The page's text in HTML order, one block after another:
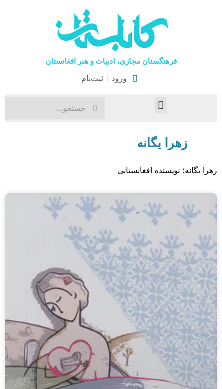
فرهنگستان مجازی، ادبیات و هنر افغانستان
ورود ثبت‌نام
زهرا یگانه
زهرا یگانه؛ نویسنده افغانستانی